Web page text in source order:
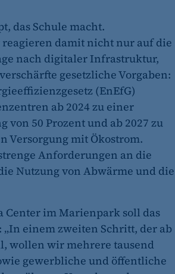
das Schule macht.
damit nicht nur auf die
nach digitaler Infrastruktur,
gesetzliche Vorgaben:
(EnEfG)
ab 2024 zu einer
von 50 Prozent und ab 2027 zu
Versorgung mit Ökostrom.
Anforderungen an die
Nutzung von Abwärme und die
Center im Marienpark soll das
„In einem zweiten Schritt, der ab
wollen wir mehrere tausend
gewerbliche und öffentliche